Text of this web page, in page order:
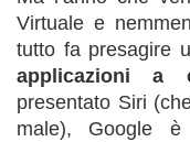
Virtuale e
tutto fa presagire
applicazioni a
presentato Siri
male), Google